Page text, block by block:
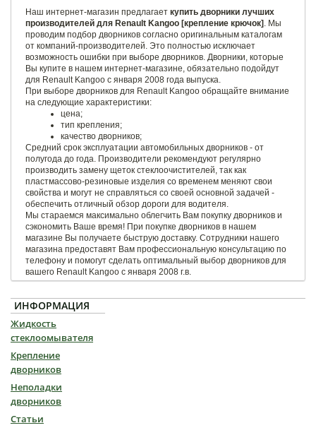
Наш интернет-магазин предлагает купить дворники лучших
производителей для Renault Kangoo [крепление крючок] . Мы
проводим подбор дворников согласно оригинальным каталогам
от компаний-производителей. Это полностью исключает
возможность ошибки при выборе дворников. Дворники, которые
Вы купите в нашем интернет-магазине, обязательно подойдут
для Renault Kangoo с января 2008 года выпуска.
При выборе дворников для Renault Kangoo обращайте внимание
на следующие характеристики:
цена;
тип крепления;
качество дворников;
Средний срок эксплуатации автомобильных дворников - от
полугода до года. Производители рекомендуют регулярно
производить замену щеток стеклоочистителей, так как
пластмассово-резиновые изделия со временем меняют свои
свойства и могут не справляться со своей основной задачей -
обеспечить отличный обзор дороги для водителя.
Мы стараемся максимально облегчить Вам покупку дворников и
сэкономить Ваше время! При покупке дворников в нашем
магазине Вы получаете быструю доставку. Сотрудники нашего
магазина предоставят Вам профессиональную консультацию по
телефону и помогут сделать оптимальный выбор дворников для
вашего Renault Kangoo с января 2008 г.в.
ИНФОРМАЦИЯ
Жидкость
стеклоомывателя
Крепление
дворников
Неполадки
дворников
Статьи